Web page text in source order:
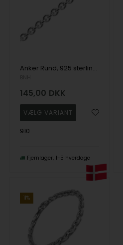
Anker Rund, 925 sterling sølv armbånd og halskæder i flere længder
145,00 DKK
910
Fjernlager 1-5 hverdage
11%